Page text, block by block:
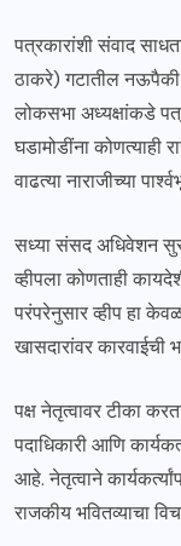
पत्रकारांशी संवाद
ठाकरे) गटातील
लोकसभा अध्यक्षांकडे
घडामोडींना कोणत्याही
वाढत्या नाराजीच्या
सध्या संसद अधिवेशन
व्हीपला कोणताही
परंपरेनुसार व्हीप हा
खासदारांवर
पक्ष नेतृत्वावर टीका
पदाधिकारी आणि
आहे. नेतृत्वाने
राजकीय भवितव्याचा